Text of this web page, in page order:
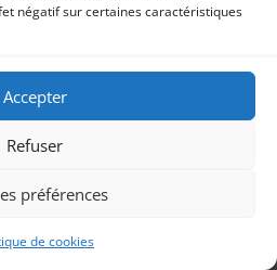
négatif sur certaines caractéristiques
Accepter
Refuser
préférences
de cookies